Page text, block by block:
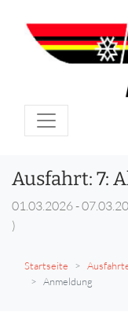
Ausfahrt: 7:
01.03.2026 -
)
Startseite
Anmeldung